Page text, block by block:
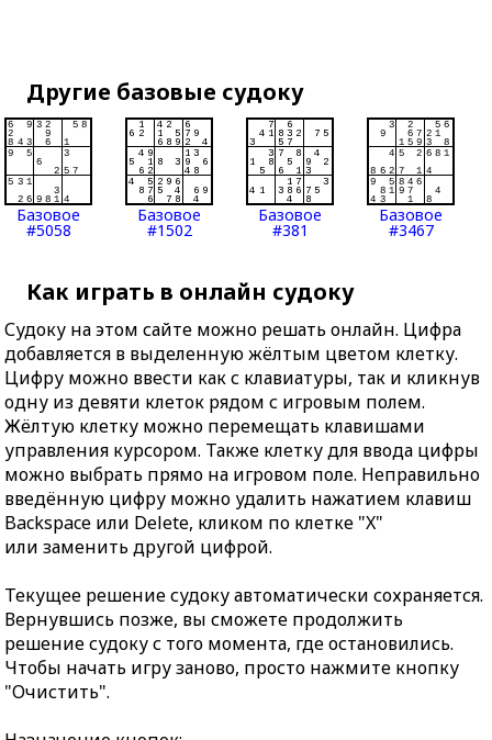
Другие базовые судоку
Базовое
#5058
Базовое
#1502
Базовое
#381
Базовое
#3467
Как играть в онлайн судоку
Судоку на этом сайте можно решать онлайн. Цифра
добавляется в выделенную жёлтым цветом клетку.
Цифру можно ввести как с клавиатуры, так и кликнув
одну из девяти клеток рядом с игровым полем.
Жёлтую клетку можно перемещать клавишами
управления курсором. Также клетку для ввода цифры
можно выбрать прямо на игровом поле. Неправильно
введённую цифру можно удалить нажатием клавиш
Backspace или Delete, кликом по клетке "X"
или заменить другой цифрой.
Текущее решение судоку автоматически сохраняется.
Вернувшись позже, вы сможете продолжить
решение судоку с того момента, где остановились.
Чтобы начать игру заново, просто нажмите кнопку
"Очистить".